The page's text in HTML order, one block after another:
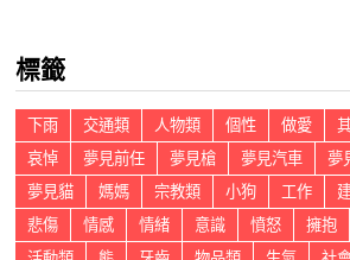
字:
標籤
下雨 交通類 人物類 個性 做愛
哀悼
夢見前任 夢見槍 夢見汽車 夢
夢見貓
媽媽 宗教類 小狗 工作
悲傷
情感 情緒 意識 憤怒 擁抱